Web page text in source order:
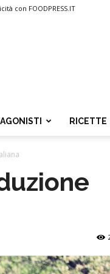
con FOODPRESS.IT
RICETTE